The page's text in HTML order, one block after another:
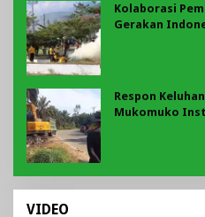
Kolaborasi
Gerakan
Respon
Mukomuko
VIDEO